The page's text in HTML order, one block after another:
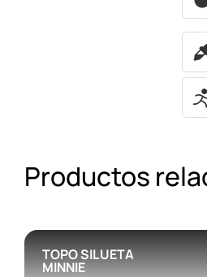
Productos
TOPO SILUETA
MINNIE